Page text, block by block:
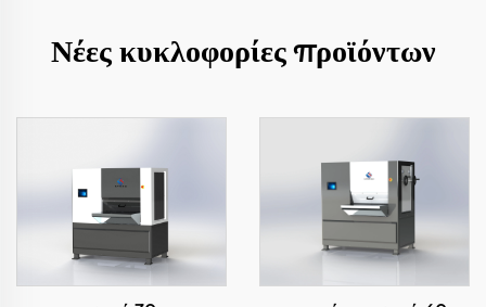
Νέες κυκλοφορίες προϊόντων